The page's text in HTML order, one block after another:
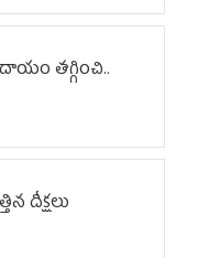
తగ్గించి..
దీక్షలు